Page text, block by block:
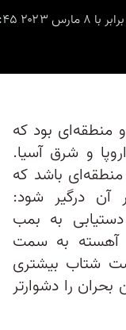
دو منطقه‌ای بود که
و شرق آسیا.
باشد که
آن درگیر شود:
دستیابی به بمب
آهسته به سمت
شتاب بیشتری
را دشوارتر